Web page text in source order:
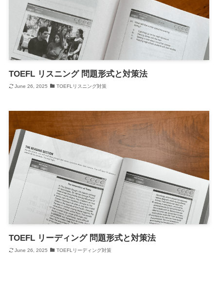
TOEFL リスニング 問題形式と対策法
June 26, 2025 TOEFLリスニング対策
TOEFL リーディング 問題形式と対策法
June 26, 2025 TOEFLリーディング対策